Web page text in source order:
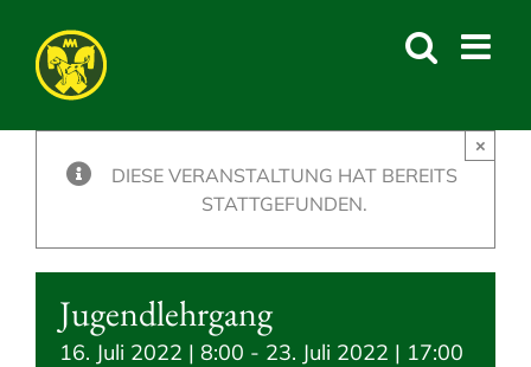
content
DIESE VERANSTALTUNG HAT BEREITS
STATTGEFUNDEN.
×
Jugendlehrgang
16. Juli 2022 | 8:00 - 23. Juli 2022 | 17:00